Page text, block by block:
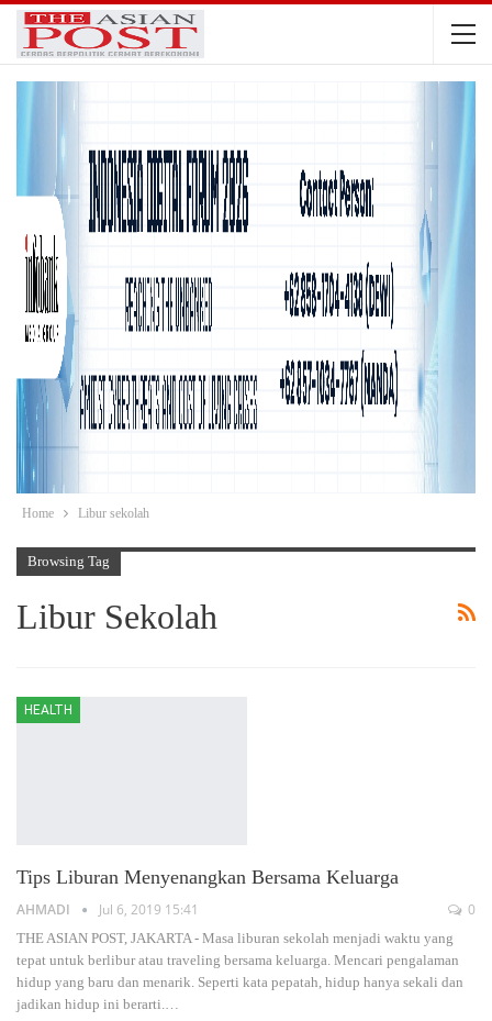
Home Libur sekolah
Browsing Tag
Libur Sekolah
HEALTH
Tips Liburan Menyenangkan Bersama Keluarga
AHMADI Jul 6, 2019 15:41 0
THE ASIAN POST, JAKARTA - Masa liburan sekolah menjadi waktu yang
tepat untuk berlibur atau traveling bersama keluarga. Mencari pengalaman
hidup yang baru dan menarik. Seperti kata pepatah, hidup hanya sekali dan
jadikan hidup ini berarti.…